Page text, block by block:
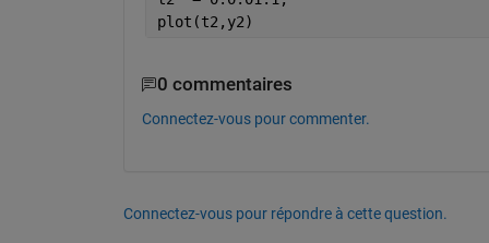
plot(t2,y2)
0 commentaires
Connectez-vous pour commenter.
Connectez-vous pour répondre à cette question.